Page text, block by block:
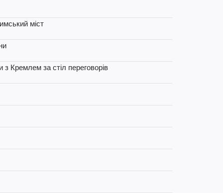
міст
з Кремлем за стіл переговорів